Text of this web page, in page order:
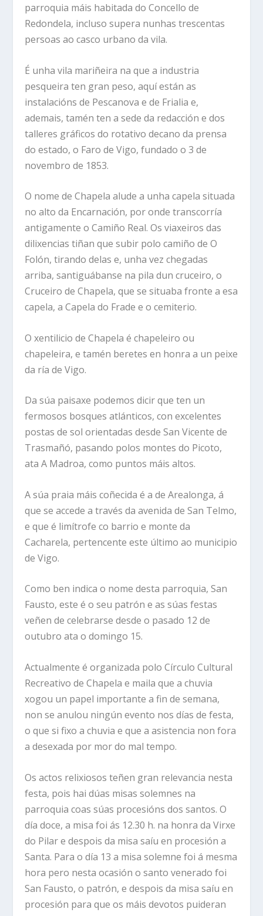
parroquia máis habitada do Concello de
Redondela, incluso supera nunhas trescentas
persoas ao casco urbano da vila.
É unha vila mariñeira na que a industria
pesqueira ten gran peso, aquí están as
instalacións de Pescanova e de Frialia e,
ademais, tamén ten a sede da redacción e dos
talleres gráficos do rotativo decano da prensa
do estado, o Faro de Vigo, fundado o 3 de
novembro de 1853.
O nome de Chapela alude a unha capela situada
no alto da Encarnación, por onde transcorría
antigamente o Camiño Real. Os viaxeiros das
dilixencias tiñan que subir polo camiño de O
Folón, tirando delas e, unha vez chegadas
arriba, santiguábanse na pila dun cruceiro, o
Cruceiro de Chapela, que se situaba fronte a esa
capela, a Capela do Frade e o cemiterio.
O xentilicio de Chapela é chapeleiro ou
chapeleira, e tamén beretes en honra a un peixe
da ría de Vigo.
Da súa paisaxe podemos dicir que ten un
fermosos bosques atlánticos, con excelentes
postas de sol orientadas desde San Vicente de
Trasmañó, pasando polos montes do Picoto,
ata A Madroa, como puntos máis altos.
A súa praia máis coñecida é a de Arealonga, á
que se accede a través da avenida de San Telmo,
e que é limítrofe co barrio e monte da
Cacharela, pertencente este último ao municipio
de Vigo.
Como ben indica o nome desta parroquia, San
Fausto, este é o seu patrón e as súas festas
veñen de celebrarse desde o pasado 12 de
outubro ata o domingo 15.
Actualmente é organizada polo Círculo Cultural
Recreativo de Chapela e maila que a chuvia
xogou un papel importante a fin de semana,
non se anulou ningún evento nos días de festa,
o que si fixo a chuvia e que a asistencia non fora
a desexada por mor do mal tempo.
Os actos relixiosos teñen gran relevancia nesta
festa, pois hai dúas misas solemnes na
parroquia coas súas procesións dos santos. O
día doce, a misa foi ás 12.30 h. na honra da Virxe
do Pilar e despois da misa saíu en procesión a
Santa. Para o día 13 a misa solemne foi á mesma
hora pero nesta ocasión o santo venerado foi
San Fausto, o patrón, e despois da misa saíu en
procesión para que os máis devotos puideran